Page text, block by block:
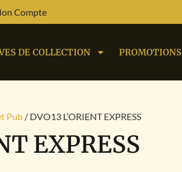
Compte
DE COLLECTION PROMOTIONS
Pub / DVO13 L’ORIENT EXPRESS
EXPRESS